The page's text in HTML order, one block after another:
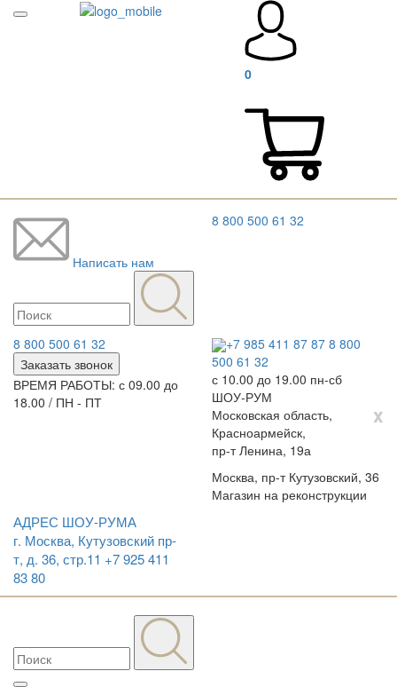
0
Написать нам
8 800 500 61 32
8 800 500 61 32
Заказать звонок
ВРЕМЯ РАБОТЫ: с 09.00 до
18.00 / ПН - ПТ
+7 985 411 87 87 8 800
500 61 32
с 10.00 до 19.00 пн-сб
ШОУ-РУМ
x
Московская область,
Красноармейск,
пр-т Ленина, 19а
Москва, пр-т Кутузовский, 36
Магазин на реконструкции
АДРЕС ШОУ-РУМА
г. Москва, Кутузовский пр-
т, д. 36, стр.11 +7 925 411
83 80